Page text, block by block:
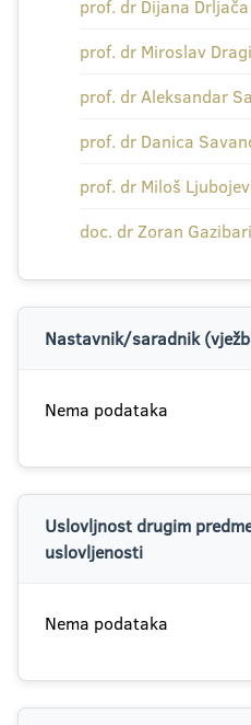
prof. dr Dijana Drljača
prof. dr Miroslav
prof. dr Aleksandar
prof. dr Danica
prof. dr Miloš
doc. dr Zoran
Nastavnik/saradnik
Nema podataka
Uslovljnost drugim
uslovljenosti
Nema podataka